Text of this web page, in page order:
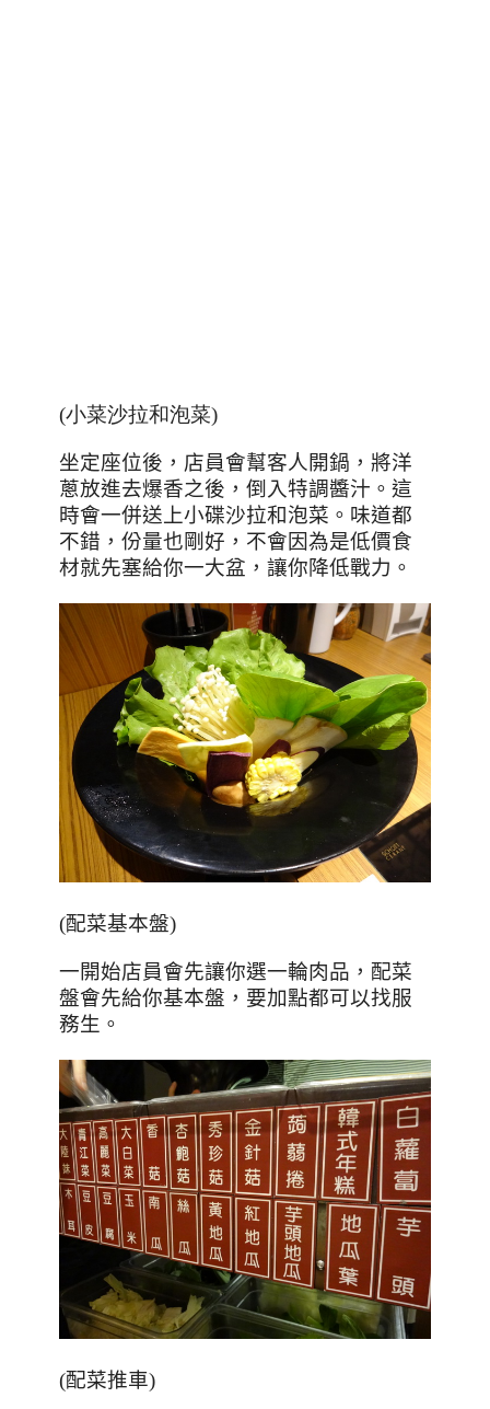
(小菜沙拉和泡菜)
坐定座位後，店員會幫客人開鍋，將洋
蔥放進去爆香之後，倒入特調醬汁。這
時會一併送上小碟沙拉和泡菜。味道都
不錯，份量也剛好，不會因為是低價食
材就先塞給你一大盆，讓你降低戰力。
(配菜基本盤)
一開始店員會先讓你選一輪肉品 ，配菜
盤會先給你基本盤，要加點都可以找服
務生 。
(配菜推車)